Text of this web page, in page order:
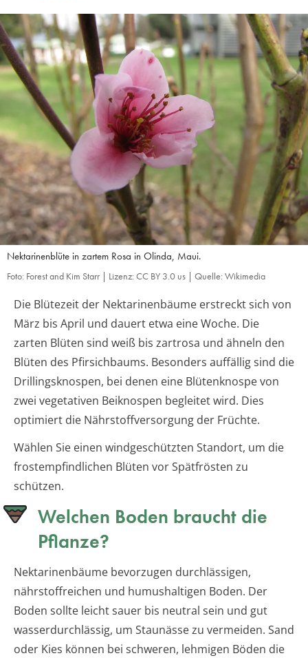
Nektarinenblüte in zartem Rosa in Olinda, Maui.
Foto: Forest and Kim Starr | Lizenz: CC BY 3.0 us | Quelle: Wikimedia
Die Blütezeit der Nektarinenbäume erstreckt sich von
März bis April und dauert etwa eine Woche. Die
zarten Blüten sind weiß bis zartrosa und ähneln den
Blüten des Pfirsichbaums. Besonders auffällig sind die
Drillingsknospen, bei denen eine Blütenknospe von
zwei vegetativen Beiknospen begleitet wird. Dies
optimiert die Nährstoffversorgung der Früchte.
Wählen Sie einen windgeschützten Standort, um die
frostempfindlichen Blüten vor Spätfrösten zu
schützen.
Welchen Boden braucht die
Pflanze?
Nektarinenbäume bevorzugen durchlässigen,
nährstoffreichen und humushaltigen Boden. Der
Boden sollte leicht sauer bis neutral sein und gut
wasserdurchlässig, um Staunässe zu vermeiden. Sand
oder Kies können bei schweren, lehmigen Böden die